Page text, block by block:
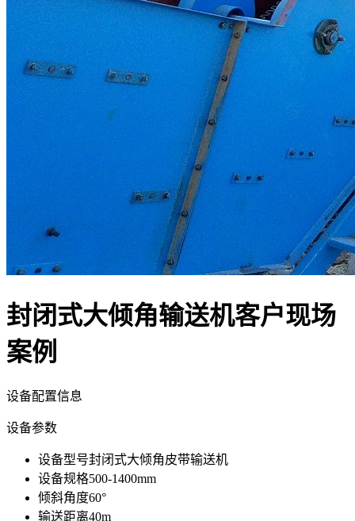
封闭式大倾角输送机客户现场
案例
设备配置信息
设备参数
设备型号封闭式大倾角皮带输送机
设备规格500-1400mm
倾斜角度60°
输送距离40m